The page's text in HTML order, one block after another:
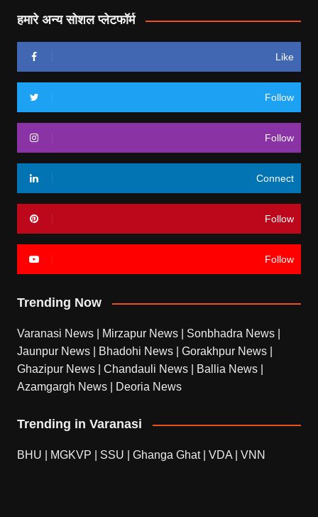
हमारे अन्य सोशल प्लेटफॉर्म
Like
Follow
Follow
Connect
Follow
Follow
Trending Now
Varanasi News Mirzapur News Sonbhadra News
Jaunpur News
Bhadohi News Gorakhpur News
Ghazipur News
Chandauli News Ballia News
Azamgargh News
Deoria News
Trending in Varanasi
BHU MGKVP SSU Ghanga Ghat| VDA VNN